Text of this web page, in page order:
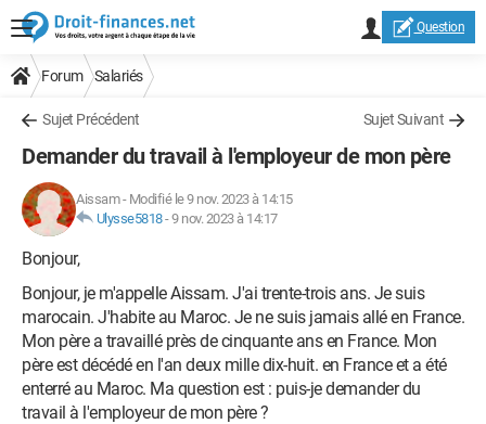
Question
Forum Salariés
Sujet Précédent Sujet Suivant
Demander du travail à l'employeur de mon père
Aissam- Modifié le 9 nov. 2023 à 14:15
Ulysse5818-9 nov. 2023 à 14:17
Bonjour,
Bonjour, je m'appelle Aissam. J'ai trente-trois ans. Je suis
marocain. J'habite au Maroc. Je ne suis jamais allé en France.
Mon père a travaillé près de cinquante ans en France. Mon
père est décédé en l'an deux mille dix-huit. en France et a été
enterré au Maroc. Ma question est : puis-je demander du
travail à l'employeur de mon père ?